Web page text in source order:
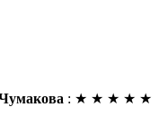
: ★ ★ ★ ★ ★